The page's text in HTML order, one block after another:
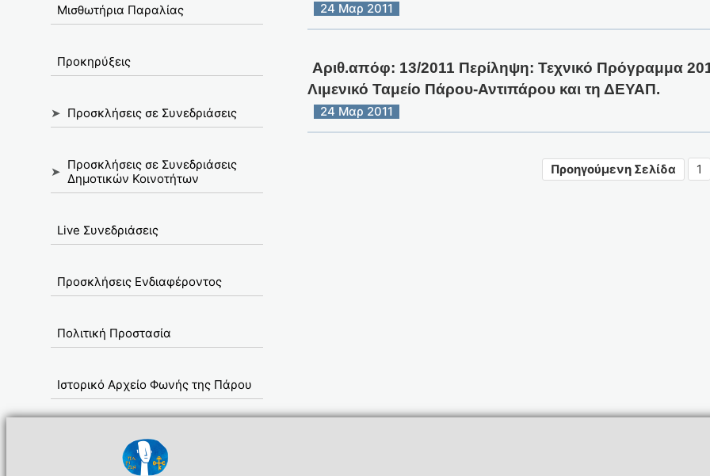
Μισθωτήρια Παραλίας
Προκηρύξεις
➤ Προσκλήσεις σε Συνεδριάσεις
➤ Προσκλήσεις σε Συνεδριάσεις
Δημοτικών Κοινοτήτων
Live Συνεδριάσεις
Προσκλήσεις Ενδιαφέροντος
Πολιτική Προστασία
Ιστορικό Αρχείο Φωνής της Πάρου
24 Μαρ 2011
Αριθ.απόφ: 13/2011 Περίληψη: Τεχνικό Πρόγραμμα
Λιμενικό Ταμείο Πάρου-Αντιπάρου και τη ΔΕΥΑΠ.
24 Μαρ 2011
Προηγούμενη Σελίδα 1